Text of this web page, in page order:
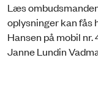
Læs
oplysninger kan fås
Hansen på mobil
Janne Lundin